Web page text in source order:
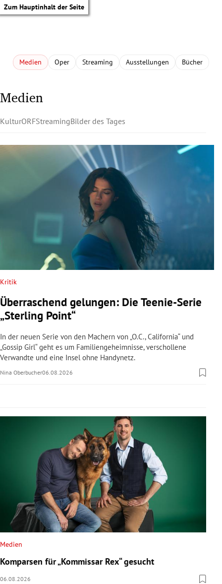
Zum Hauptinhalt der Seite
Untermenü
Untermenü
Untermenü
Untermenü
Medien Oper Streaming Ausstellungen Bücher
Medien
KulturORFStreamingBilder des Tages
Kritik
Überraschend gelungen: Die Teenie-Serie
„Sterling Point“
In der neuen Serie von den Machern von „O.C., California“ und
„Gossip Girl“ geht es um Familiengeheimnisse, verschollene
Verwandte und eine Insel ohne Handynetz.
Nina Oberbucher06.08.2026
Medien
Komparsen für „Kommissar Rex“ gesucht
06.08.2026